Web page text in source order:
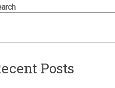
Posts